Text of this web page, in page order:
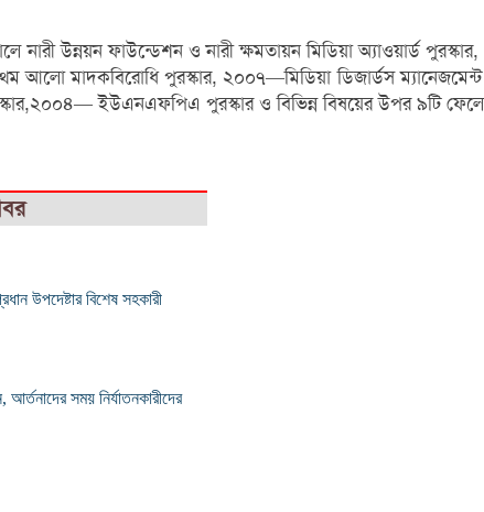
নারী উন্নয়ন ফাউন্ডেশন ও নারী ক্ষমতায়ন মিডিয়া অ্যাওয়ার্ড
আলো মাদকবিরোধি পুরস্কার, ২০০৭—মিডিয়া ডিজার্ডস
ইউএনএফপিএ পুরস্কার ও বিভিন্ন বিষয়ের উপর ৯টি
উপদেষ্টার বিশেষ সহকারী
আর্তনাদের সময় নির্যাতনকারীদের